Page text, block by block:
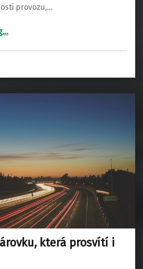
provozu,…
“Stačilo by i dnes jedno auto do rodiny?”
…
která prosvítí i